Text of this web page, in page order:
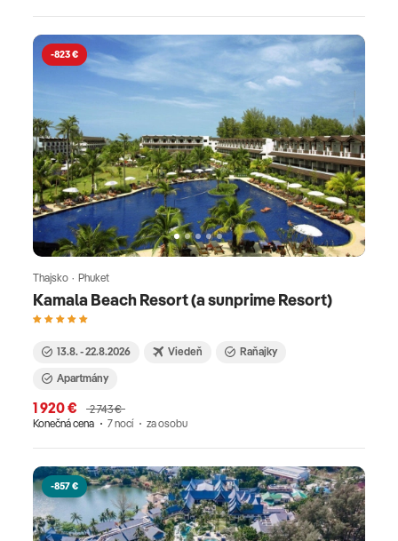
-823 €
Kamala Beach Resort (a sunprime Resort)
Thajsko · Phuket
13.8. - 22.8.2026 Viedeň
Raňajky
Apartmány
1 920 €
2 743 €
Konečná cena
7 nocí za osobu
-857 €